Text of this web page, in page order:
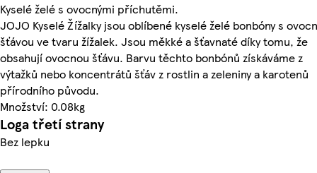
Kyselé želé s ovocnými příchutěmi.
JOJO Kyselé Žížalky jsou oblíbené kyselé želé bonbóny s
šťávou ve tvaru žížalek. Jsou měkké a šťavnaté díky tomu, že
obsahují ovocnou šťávu. Barvu těchto bonbónů získáváme z
výtažků nebo koncentrátů šťáv z rostlin a zeleniny a karotenů
přírodního původu.
Množství: 0.08kg
Loga třetí strany
Bez lepku